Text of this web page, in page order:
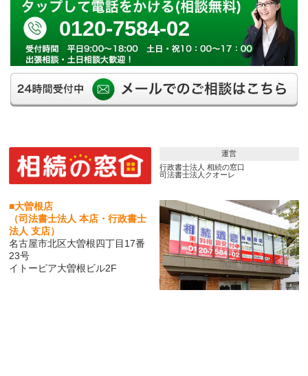
0120-7584-02
運営
行政書士法人 相続の窓口
司法書士法人クオーレ
■大曽根店
（司法書士法人 本店・行政書士
法人 支店）
名古屋市北区大曽根四丁目17番
23号
イトーピア大曽根ビル2F